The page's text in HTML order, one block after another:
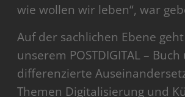
wie wollen wir leben“, war
Auf der sachlichen Ebene
unserem POSTDIGITAL –
differenzierte
Themen Digitalisierung und